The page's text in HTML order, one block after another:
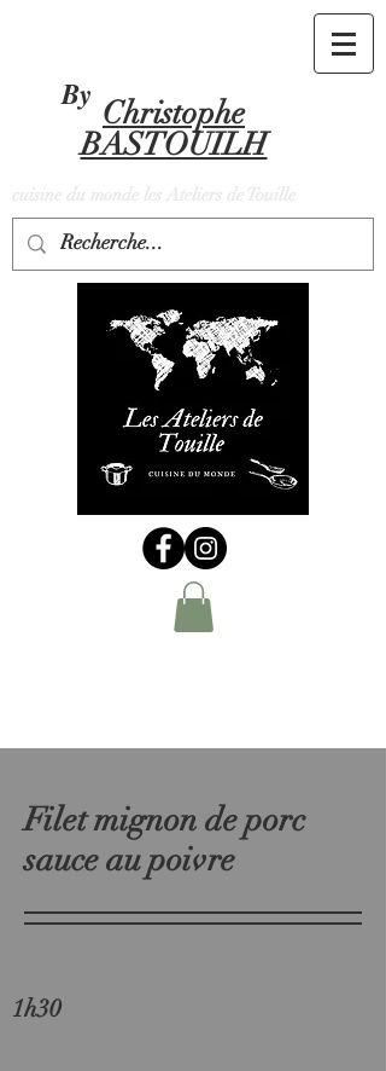
By
Christophe
BASTOUILH
cuisine du monde les Ateliers de Touille
Filet mignon de porc
sauce au poivre
1h30